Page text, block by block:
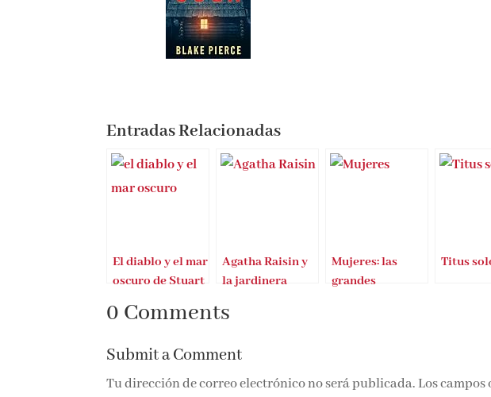
Entradas Relacionadas
El diablo y el mar
oscuro de Stuart
Agatha Raisin y
la jardinera
Mujeres: las
grandes
Titus
0 Comments
Submit a Comment
Tu dirección de correo electrónico no será publicada.Los